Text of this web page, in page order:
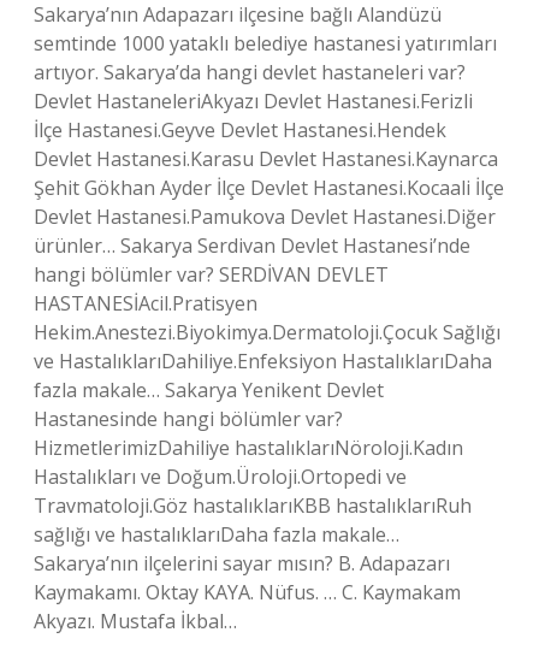
Sakarya’nın Adapazarı ilçesine bağlı Alandüzü
semtinde 1000 yataklı belediye hastanesi yatırımları
artıyor. Sakarya’da hangi devlet hastaneleri var?
Devlet HastaneleriAkyazı Devlet Hastanesi.Ferizli
İlçe Hastanesi.Geyve Devlet Hastanesi.Hendek
Devlet Hastanesi.Karasu Devlet Hastanesi.Kaynarca
Şehit Gökhan Ayder İlçe Devlet Hastanesi.Kocaali İlçe
Devlet Hastanesi.Pamukova Devlet Hastanesi.Diğer
ürünler… Sakarya Serdivan Devlet Hastanesi’nde
hangi bölümler var? SERDİVAN DEVLET
HASTANESİAcil.Pratisyen
Hekim.Anestezi.Biyokimya.Dermatoloji.Çocuk Sağlığı
ve HastalıklarıDahiliye.Enfeksiyon HastalıklarıDaha
fazla makale… Sakarya Yenikent Devlet
Hastanesinde hangi bölümler var?
HizmetlerimizDahiliye hastalıklarıNöroloji.Kadın
Hastalıkları ve Doğum.Üroloji.Ortopedi ve
Travmatoloji.Göz hastalıklarıKBB hastalıklarıRuh
sağlığı ve hastalıklarıDaha fazla makale…
Sakarya’nın ilçelerini sayar mısın? B. Adapazarı
Kaymakamı. Oktay KAYA. Nüfus. … C. Kaymakam
Akyazı. Mustafa İkbal…